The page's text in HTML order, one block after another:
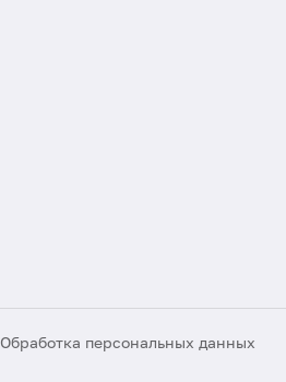
Обработка персональных данных